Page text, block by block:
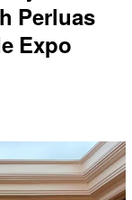
Perluas
Expo